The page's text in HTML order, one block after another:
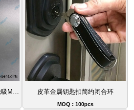
3C认证22.5W无线电源支架磁吸Magsafe充电宝礼品10000mAh 皮革金属钥匙扣简约闭合环
MOQ : 100pcs